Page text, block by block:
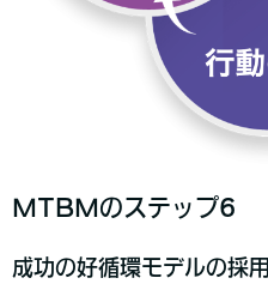
MTBMのステップ6
成功の好循環モデルの採用